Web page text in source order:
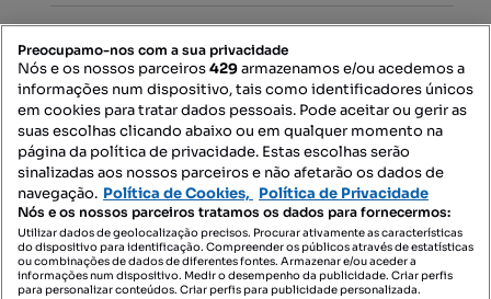
Mapa do Site
Contacte-nos
SIGA-NOS:
Preocupamo-nos com a sua privacidade
Nós e os nossos parceiros429armazenamos e/ou acedemos a
informações num dispositivo, tais como identificadores únicos
em cookies para tratar dados pessoais. Pode aceitar ou gerir as
suas escolhas clicando abaixo ou em qualquer momento na
página da política de privacidade. Estas escolhas serão
sinalizadas aos nossos parceiros e não afetarão os dados de
navegação. Política de Cookies, Política de Privacidade
Nós e os nossos parceiros tratamos os dados para fornecermos:
Utilizar dados de geolocalização precisos. Procurar ativamente as características
do dispositivo para identificação. Compreender os públicos através de estatísticas
ou combinações de dados de diferentes fontes. Armazenar e/ou aceder a
informações num dispositivo. Medir o desempenho da publicidade. Criar perfis
para personalizar conteúdos. Criar perfis para publicidade personalizada.